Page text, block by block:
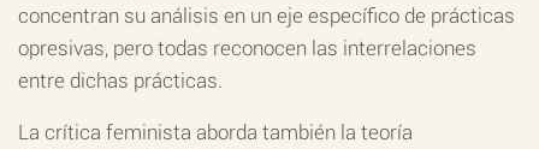
concentran su análisis en un eje específico de prácticas
opresivas, pero todas reconocen las interrelaciones
entre dichas prácticas.
La crítica feminista aborda también la teoría